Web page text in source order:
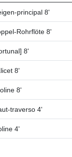
principal 8'
Rohrflöte 8'
8'
8'
8'
traverso 4'
4'